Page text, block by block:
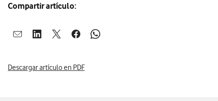
Compartir artículo:
Abrir ventana para compartir en mail
Abrir ventana para compartir en linkedin
Abrir ventana para compartir en twitter
Abrir ventana para compartir en facebook
Abrir ventana para compartir en
Descargar artículo en PDF